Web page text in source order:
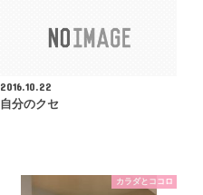
2016.10.22
自分のクセ
カラダとココロ